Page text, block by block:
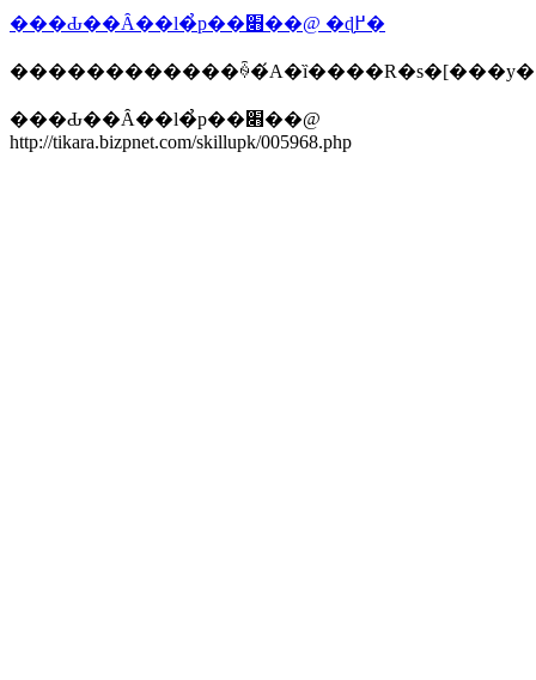
���Ԃ��Ȃ��l�̉p��׋��@ �ɖ߂�
���Ԃ��Ȃ��l�̉p��׋��@
http://tikara.bizpnet.com/skillupk/005968.php